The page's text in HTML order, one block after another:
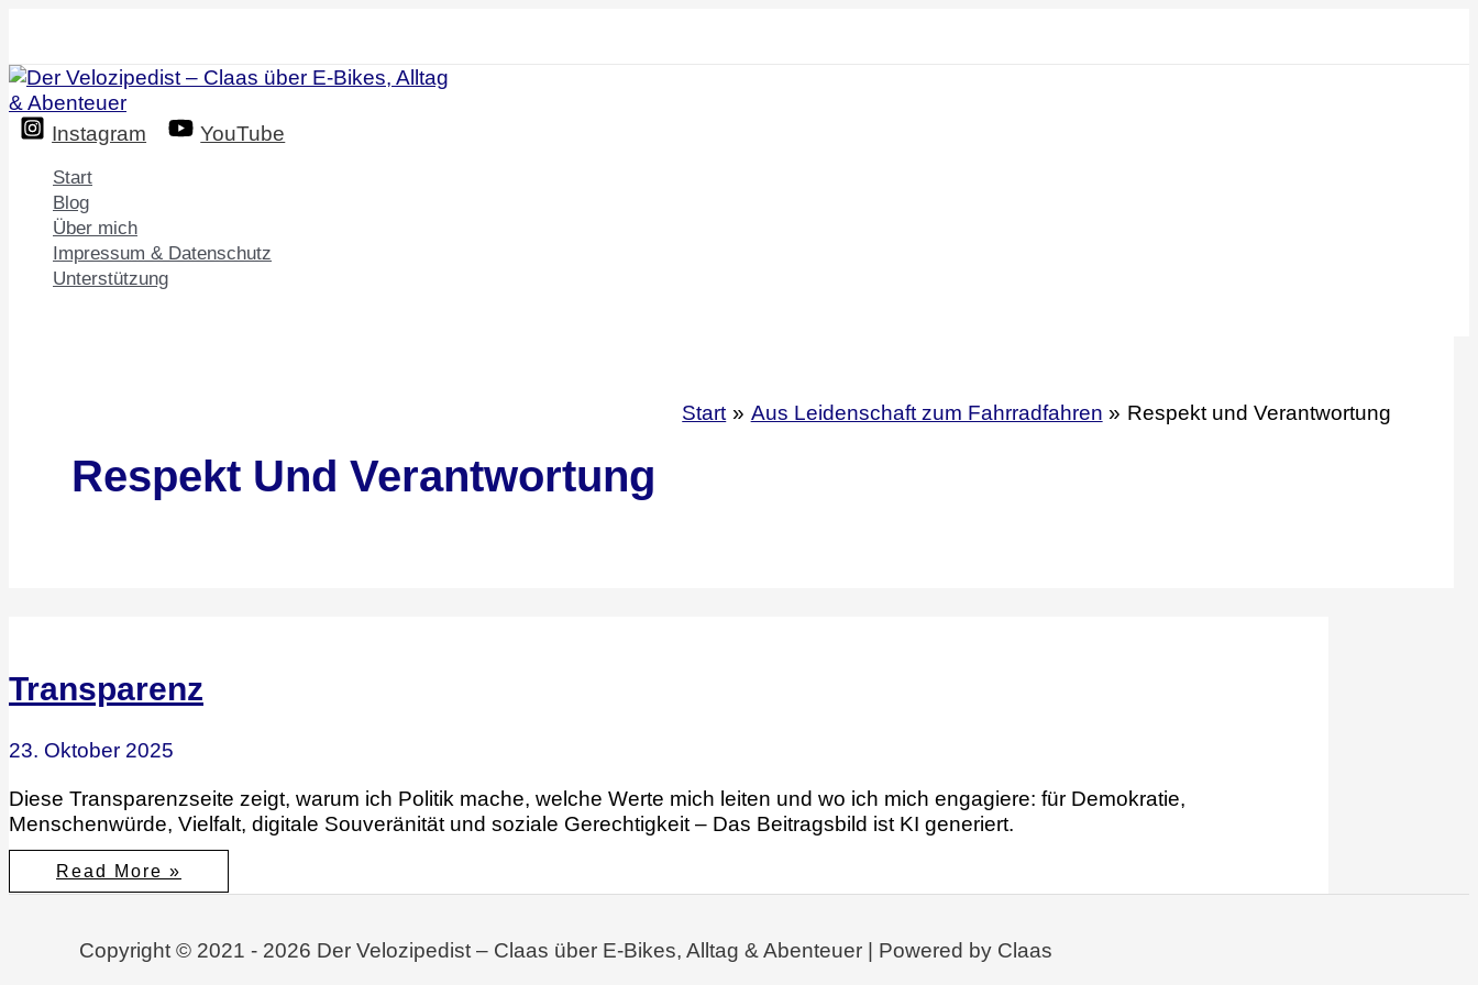
springen
Instagram YouTube
Start
Blog
Über mich
Impressum & Datenschutz
Unterstützung
Start Aus Leidenschaft zum Fahrradfahren Respekt und Verantwortung
Respekt Und Verantwortung
Transparenz
23. Oktober 2025
Diese Transparenzseite zeigt, warum ich Politik mache, welche Werte mich leiten und wo ich mich engagiere: für Demokratie,
Menschenwürde, Vielfalt, digitale Souveränität und soziale Gerechtigkeit – Das Beitragsbild ist KI generiert.
Transparenz
Read More »
Copyright © 2021 - 2026 Der Velozipedist – Claas über E-Bikes, Alltag & Abenteuer | Powered by Claas